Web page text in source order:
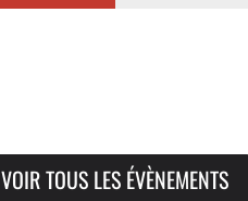
VOIR TOUS LES ÉVÈNEMENTS